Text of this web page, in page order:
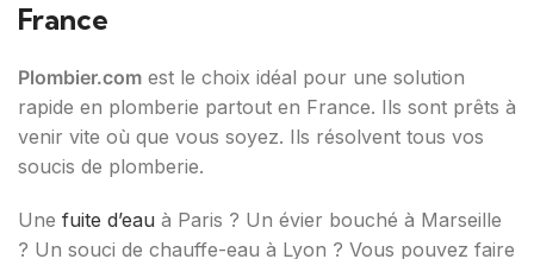
France
Plombier.com est le choix idéal pour une solution
rapide en plomberie partout en France. Ils sont prêts à
venir vite où que vous soyez. Ils résolvent tous vos
soucis de plomberie.
Une fuite d’eau à Paris ? Un évier bouché à Marseille
? Un souci de chauffe-eau à Lyon ? Vous pouvez faire